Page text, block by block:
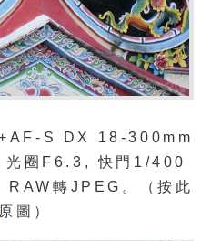
AF-S DX 18-300mm
光圈F6.3, 快門1/400
轉JPEG。（按此
原圖）